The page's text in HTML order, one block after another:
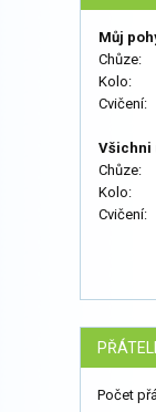
Můj
Chůze:
Kolo:
Cvičení:
Všichni
Chůze:
Kolo:
Cvičení:
Počet